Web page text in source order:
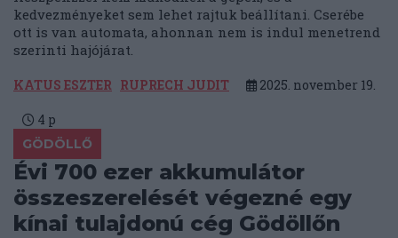
kedvezményeket sem lehet rajtuk beállítani. Cserébe
ott is van automata, ahonnan nem is indul menetrend
szerinti hajójárat.
KATUS ESZTER RUPRECH JUDIT 2025. november 19.
4 p
GÖDÖLLŐ
Évi 700 ezer akkumulátor
összeszerelését végezné egy
kínai tulajdonú cég Gödöllőn